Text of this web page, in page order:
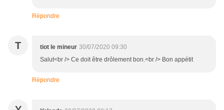
Répondre
T tiot le mineur 30/07/2020 09:30
Salut<br /> Ce doit être drôlement bon.<br /> Bon appétit
Répondre